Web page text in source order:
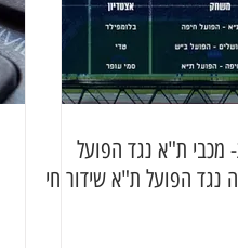
מכבי ת"א נגד הפועל
נגד הפועל ת"א שידור חי